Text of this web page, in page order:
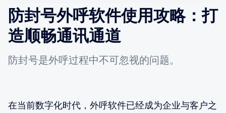
防封号外呼软件使用攻略：打
造顺畅通讯通道
防封号是外呼过程中不可忽视的问题。
在当前数字化时代，外呼软件已经成为企业与客户之